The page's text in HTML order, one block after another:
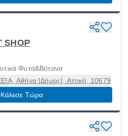
SHOP
Φυτά&Βότανα
Αθήνα [Δήμος], Αττική, 10679
Κάλεσε Τώρα